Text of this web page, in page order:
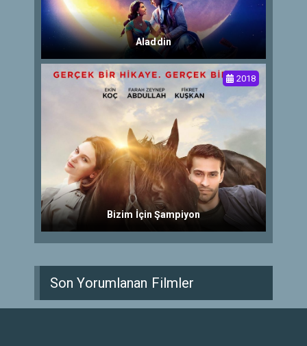
Aladdin
Bizim İçin Şampiyon
2018
Son Yorumlanan Filmler